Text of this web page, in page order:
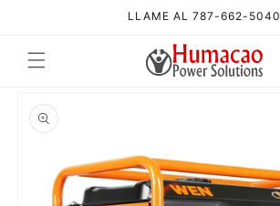
LLAME AL 787-662-5040
información